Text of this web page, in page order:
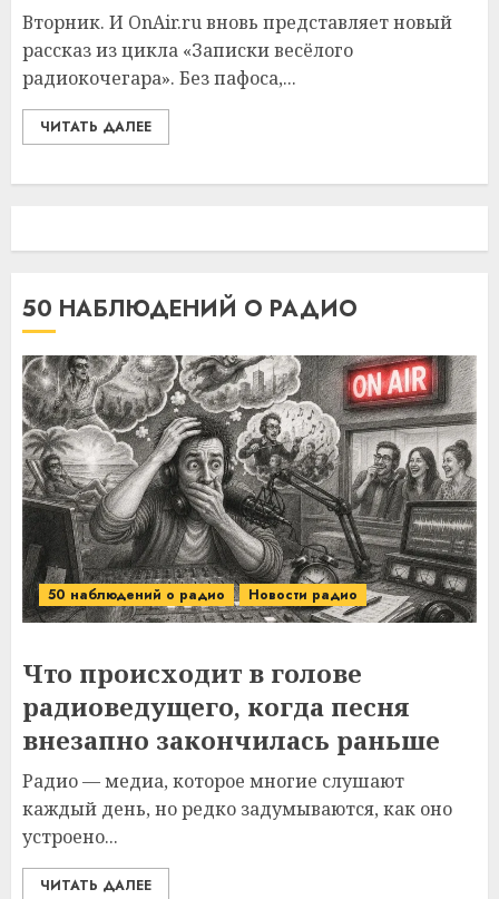
Вторник. И OnAir.ru вновь представляет новый
рассказ из цикла «Записки весёлого
радиокочегара». Без пафоса,...
ЧИТАТЬ ДАЛЕЕ
50 НАБЛЮДЕНИЙ О РАДИО
50 наблюдений о радио Новости радио
Что происходит в голове
радиоведущего, когда песня
внезапно закончилась раньше
Радио — медиа, которое многие слушают
каждый день, но редко задумываются, как оно
устроено...
ЧИТАТЬ ДАЛЕЕ